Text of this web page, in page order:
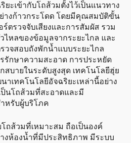
ยะเข้ากับโถส้วมตั้งไว้เป็นแนวทาง
างก้าวกระโดด โดยมีคุณสมบัติขั้น
ร์ตรวจจับเสียงและการสัมผัส รวม
ไหลของข้อมูลจากระยะไกล และ
วจสอบถังพักน้ำแบบระยะไกล
รักษาความสะอาด การประหยัด
สบายในระดับสูงสุด เทคโนโลยีฮุ่ย
เทคโนโลยีอัจฉริยะเหล่านี้อย่าง
ป็นโถส้วมที่สะอาดและมี
หรับผู้บริโภค
ถส้วมที่เหมาะสม ถือเป็นองค์
งห้องน้ำที่มีประสิทธิภาพ มีระบบ